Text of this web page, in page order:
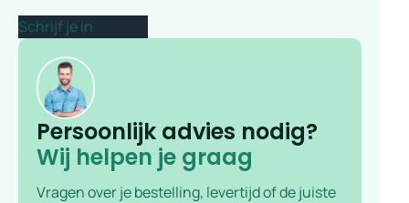
Persoonlijk advies nodig?
Wij helpen je graag
Vragen over je bestelling, levertijd of de juiste